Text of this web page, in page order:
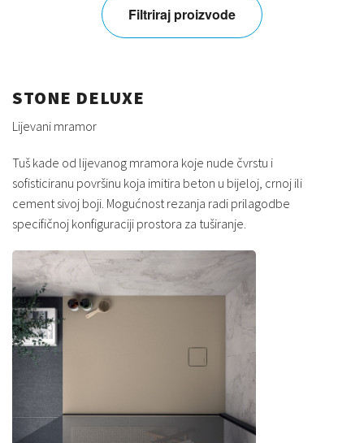
Filtriraj proizvode
STONE DELUXE
Lijevani mramor
Tuš kade od lijevanog mramora koje nude čvrstu i
sofisticiranu površinu koja imitira beton u bijeloj, crnoj ili
cement sivoj boji. Mogućnost rezanja radi prilagodbe
specifičnoj konfiguraciji prostora za tuširanje.